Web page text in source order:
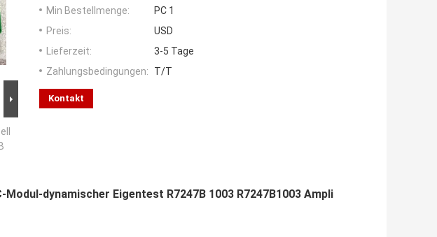
Min Bestellmenge:
PC 1
Preis:
USD
Lieferzeit:
3-5 Tage
Zahlungsbedingungen:
T/T
Kontakt
dynamischer Eigentest R7247B 1003 R7247B1003 Ampli